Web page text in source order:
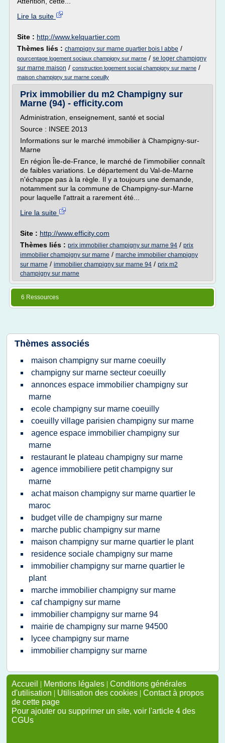
Lire la suite
Site : http://www.kelquartier.com
Thèmes liés : champigny sur marne quartier bois l abbe /
pourcentage logement sociaux champigny sur marne / se loger champigny
sur marne maison / construction logement social champigny sur marne /
maison champigny sur marne coeuilly
Prix immobilier du m2 Champigny sur
Marne (94) - efficity.com
Administration, enseignement, santé et social
Source : INSEE 2013
Informations sur le marché immobilier à Champigny-sur-
Marne
En région Île-de-France, le marché de l'immobilier connaît
de faibles variations. Le département du Val-de-Marne
n'échappe pas à la règle. Il y a toujours une demande,
notamment sur la commune de Champigny-sur-Marne
pour laquelle l'attrait a rarement été...
Lire la suite
Site : http://www.efficity.com
Thèmes liés : prix immobilier champigny sur marne 94 / prix
immobilier champigny sur marne / marche immobilier champigny
sur marne / immobilier champigny sur marne 94 / prix m2
champigny sur marne
6 Ressources
Thèmes associés
maison champigny sur marne coeuilly
champigny sur marne secteur coeuilly
annonces espace immobilier champigny sur
marne
ecole champigny sur marne coeuilly
coeuilly village parisien champigny sur marne
agence espace immobilier champigny sur
marne
restaurant le plateau champigny sur marne
agence immobiliere petit champigny sur
marne
achat maison champigny sur marne quartier le
maroc
budget ville de champigny sur marne
marche public champigny sur marne
maison champigny sur marne quartier le plant
residence sociale champigny sur marne
immobilier champigny sur marne quartier le
plant
marche immobilier champigny sur marne
caf champigny sur marne
immobilier champigny sur marne 94
mairie de champigny sur marne 94500
lycee champigny sur marne
immobilier champigny sur marne
Accueil | Mentions légales | Conditions générales
d'utilisation | Utilisation des cookies | Contact à propos
de cette page
Pour ajouter ou supprimer un site, voir l'article 4 des
CGUs